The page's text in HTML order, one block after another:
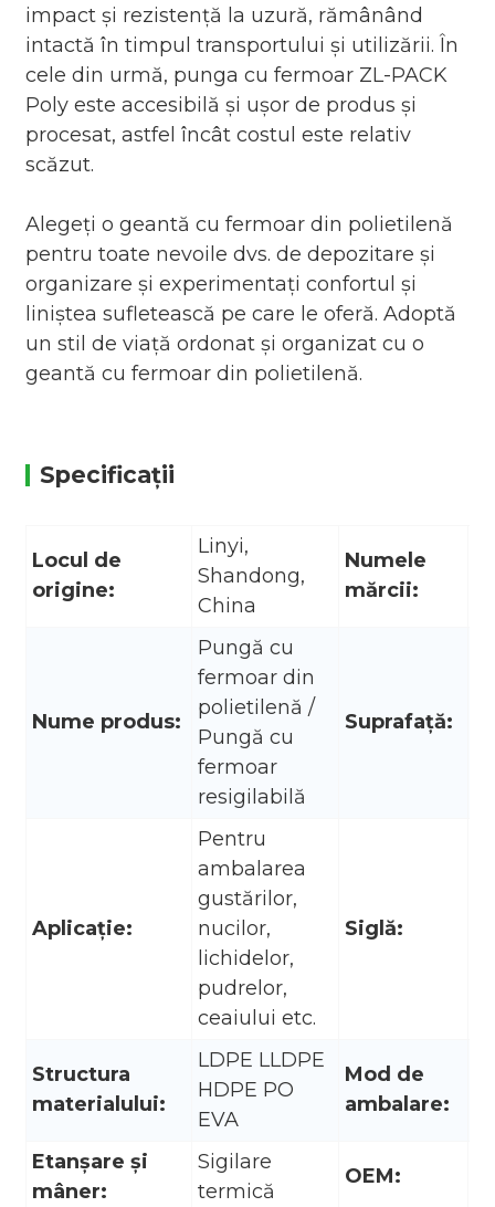
impact și rezistență la uzură, rămânând
intactă în timpul transportului și utilizării. În
cele din urmă, punga cu fermoar ZL-PACK
Poly este accesibilă și ușor de produs și
procesat, astfel încât costul este relativ
scăzut.
Alegeți o geantă cu fermoar din polietilenă
pentru toate nevoile dvs. de depozitare și
organizare și experimentați confortul și
liniștea sufletească pe care le oferă. Adoptă
un stil de viață ordonat și organizat cu o
geantă cu fermoar din polietilenă.
Specificații
Locul de
origine:
Linyi,
Shandong,
China
Numele
mărcii:
Nume produs:
Pungă cu
fermoar din
polietilenă /
Pungă cu
fermoar
resigilabilă
Suprafaţă:
Aplicație:
Pentru
ambalarea
gustărilor,
nucilor,
lichidelor,
pudrelor,
ceaiului etc.
Siglă:
Structura
materialului:
LDPE LLDPE
HDPE PO
EVA
Mod de
ambalare:
Etanșare și
mâner:
Sigilare
termică
OEM: